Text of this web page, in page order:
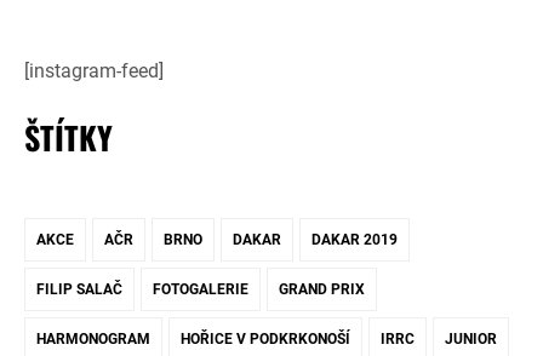
[instagram-feed]
ŠTÍTKY
AKCE AČR BRNO DAKAR DAKAR 2019
FILIP SALAČ FOTOGALERIE GRAND PRIX
HARMONOGRAM HOŘICE V PODKRKONOŠÍ IRRC JUNIOR